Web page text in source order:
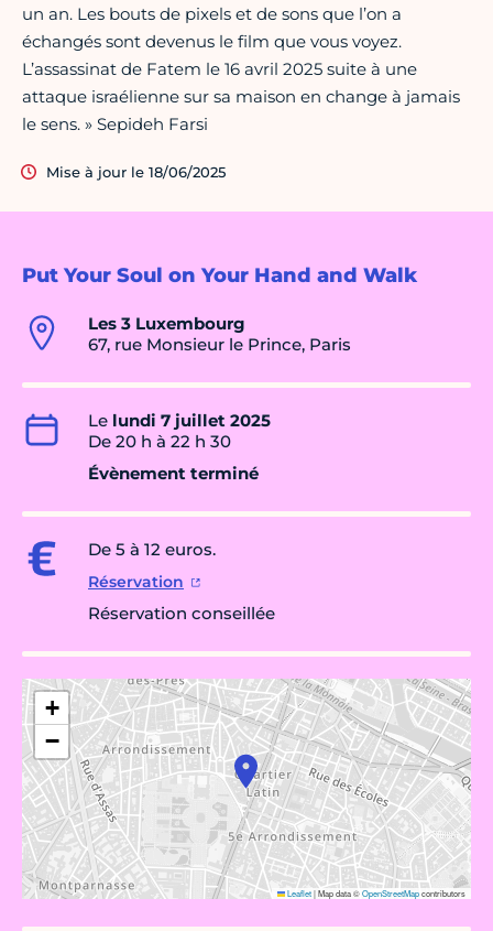
Put Your Soul on Your Hand and Walk
Les 3 Luxembourg
67, rue Monsieur le Prince, Paris
Le lundi 7 juillet 2025
De 20 h à 22 h 30
Évènement terminé
De 5 à 12 euros.
Réservation
Réservation conseillée
+
−
Leaflet|Map data ©OpenStreetMapcontributors
un an. Les bouts de pixels et de sons que l’on a
échangés sont devenus le film que vous voyez.
L’assassinat de Fatem le 16 avril 2025 suite à une
attaque israélienne sur sa maison en change à jamais
le sens. » Sepideh Farsi
Mise à jour le 18/06/2025